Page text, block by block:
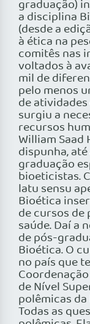
graduação)
a disciplina
(desde a
à ética na
comitês nas
voltados à
mil de
pelo menos
de
surgiu a
recursos
William Saad
dispunha,
graduação
bioeticistas.
latu sensu
Bioética
de cursos de
saúde. Daí a
de pós-
Bioética. O
no país que
de Nível
polêmicas
Todas as